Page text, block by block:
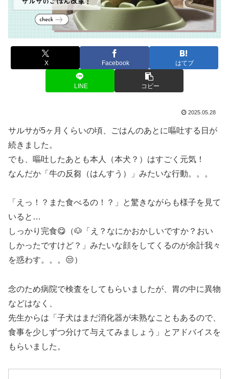
X Facebook はてブ
LINE コピー
2025.05.28
サルサが5ヶ月くらいの頃、ごはんのあとに嘔吐する日が
続きました。
でも、嘔吐したあとも本人（本犬？）はすごく元気！
なんだか「牛の反芻（はんすう）」みたいな行動。。。
「えっ！？また食べるの！？」と驚きながらも様子を見て
いると…
しっかり完食😋（🐶「え？なにかおかしいですか？おい
しかったですけど？」みたいな顔をしてくるのが余計我々
を惑わす。。。😒）
念のため病院で検査をしてもらいましたが、胃の中に異物
などはなく、
先生からは「子犬はまだ消化器が未熟なこともあるので、
食事を少しずつ分けて与えてみましょう」とアドバイスを
もらいました。